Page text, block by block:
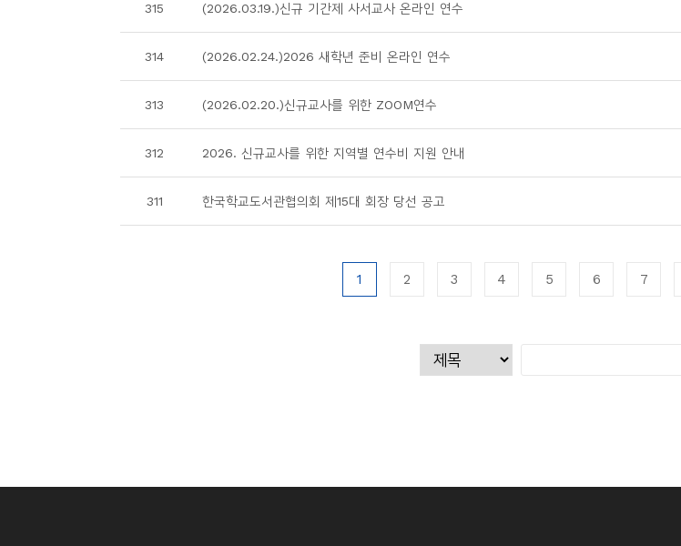
315 (2026.03.19.)신규 기간제 사서교사 온라인 연수
314 (2026.02.24.)2026 새학년 준비 온라인 연수
313 (2026.02.20.)신규교사를 위한 ZOOM연수
312 2026. 신규교사를 위한 지역별 연수비 지원 안내
311 한국학교도서관협의회 제15대 회장 당선 공고
1 2 3 4 5 6 7